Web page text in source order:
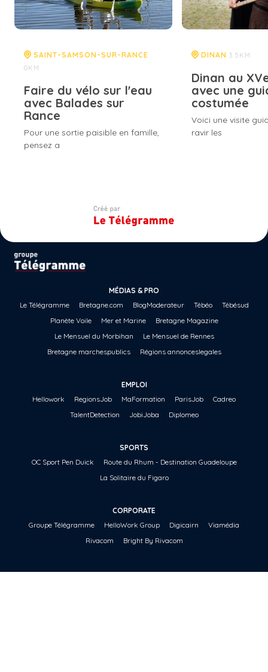
SAINT-SAMSON-SUR-RANCE
0KM
Faire du vélo sur l'eau
avec Balades sur
Rance
Pour une sortie paisible en famille,
pensez a
DINAN 3.5KM
Dinan au
avec une
costumée
Voici une visite
ravir les
MÉDIAS & PRO
Le Télégramme
Bretagne.com BlogModerateur Tébéo
Tébésud
Planète Voile
Mer et Marine
Bretagne Magazine
Le Mensuel du Morbihan
Le Mensuel de Rennes
Bretagne marchespublics
Régions annonceslegales
EMPLOI
Hellowork
RegionsJob MaFormation ParisJob
Cadreo
TalentDetection
JobiJoba Diplomeo
SPORTS
OC Sport Pen Duick
Route du Rhum - Destination Guadeloupe
La Solitaire du Figaro
CORPORATE
Groupe Télégramme
HelloWork Group Digicairn
Viamédia
Rivacom
Bright By Rivacom